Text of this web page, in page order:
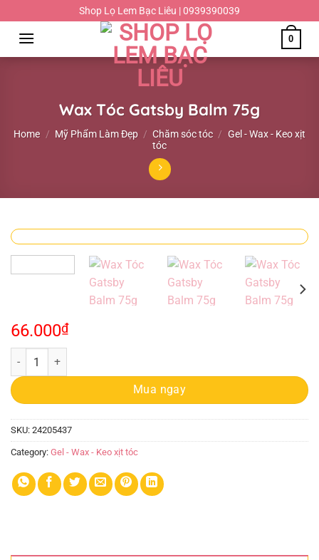
đến
dung
Shop Lọ Lem Bạc Liêu | 0939390039
0
Wax Tóc Gatsby Balm 75g
Home / Mỹ Phẩm Làm Đẹp / Chăm sóc tóc / Gel - Wax - Keo xịt
tóc
66.000₫
Wax Tóc Gatsby Balm 75g quantity
Mua ngay
SKU: 24205437
Category: Gel - Wax - Keo xịt tóc